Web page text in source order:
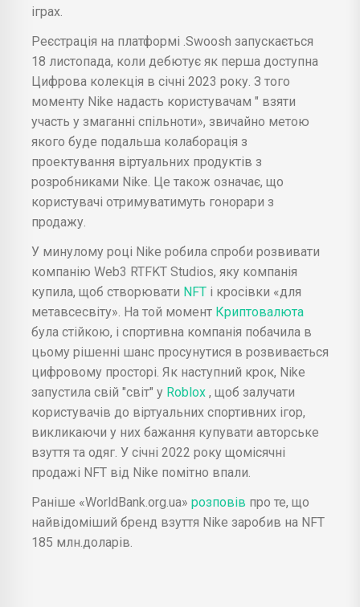
іграх.
Реєстрація на платформі .Swoosh запускається
18 листопада, коли дебютує як перша доступна
Цифрова колекція в січні 2023 року. З того
моменту Nike надасть користувачам " взяти
участь у змаганні спільноти», звичайно метою
якого буде подальша колаборація з
проектування віртуальних продуктів з
розробниками Nike. Це також означає, що
користувачі отримуватимуть гонорари з
продажу.
У минулому році Nike робила спроби розвивати
компанію Web3 RTFKT Studios, яку компанія
купила, щоб створювати NFT і кросівки «для
метавсесвіту». На той момент Криптовалюта
була стійкою, і спортивна компанія побачила в
цьому рішенні шанс просунутися в розвивається
цифровому просторі. Як наступний крок, Nike
запустила свій "світ" у Roblox , щоб залучати
користувачів до віртуальних спортивних ігор,
викликаючи у них бажання купувати авторське
взуття та одяг. У січні 2022 року щомісячні
продажі NFT від Nike помітно впали.
Раніше «WorldBank.org.ua» розповів про те, що
найвідоміший бренд взуття Nike заробив на NFT
185 млн.доларів.